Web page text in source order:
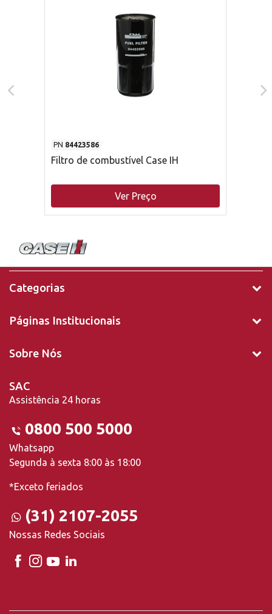
PN 84423586
Filtro de combustível Case IH
Ver Preço
Categorias
Páginas Institucionais
Sobre Nós
SAC
Assistência 24 horas
0800 500 5000
Whatsapp
Segunda à sexta 8:00 às 18:00
*Exceto feriados
(31) 2107-2055
Nossas Redes Sociais